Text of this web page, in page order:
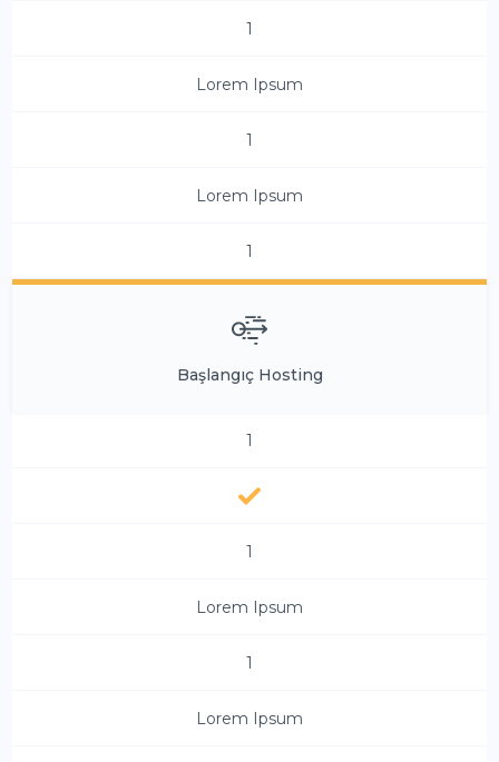
1
Lorem Ipsum
1
Lorem Ipsum
1
Başlangıç Hosting
1
1
Lorem Ipsum
1
Lorem Ipsum